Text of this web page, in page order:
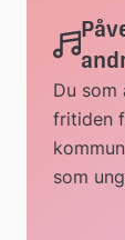
Du som
fritiden
som